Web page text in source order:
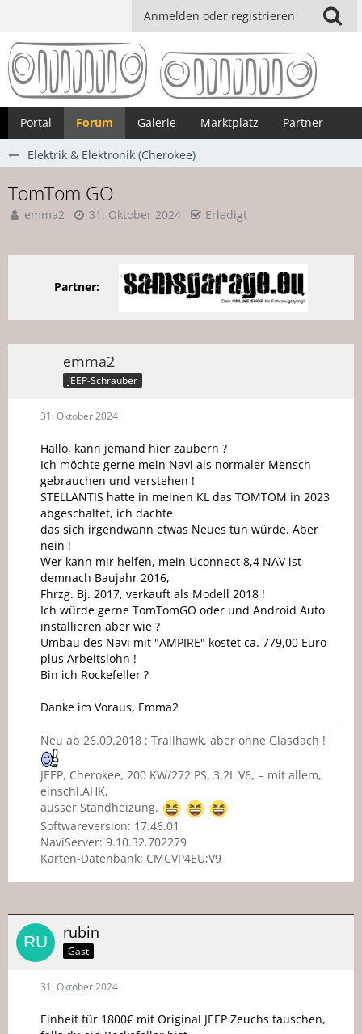
Anmelden oder registrieren
Portal Forum Galerie Marktplatz Partner
Elektrik & Elektronik (Cherokee)
TomTom GO
emma2 31. Oktober 2024 Erledigt
Partner:
emma2
JEEP-Schrauber
31. Oktober 2024
Hallo, kann jemand hier zaubern ?
Ich möchte gerne mein Navi als normaler Mensch
gebrauchen und verstehen !
STELLANTIS hatte in meinen KL das TOMTOM in 2023
abgeschaltet, ich dachte
das sich irgendwann etwas Neues tun würde. Aber
nein !
Wer kann mir helfen, mein Uconnect 8,4 NAV ist
demnach Baujahr 2016,
Fhrzg. Bj. 2017, verkauft als Modell 2018 !
Ich würde gerne TomTomGO oder und Android Auto
installieren aber wie ?
Umbau des Navi mit "AMPIRE" kostet ca. 779,00 Euro
plus Arbeitslohn !
Bin ich Rockefeller ?
Danke im Voraus, Emma2
Neu ab 26.09.2018 : Trailhawk, aber ohne Glasdach !
JEEP, Cherokee, 200 KW/272 PS, 3,2L V6, = mit allem,
einschl.AHK,
ausser Standheizung.
Softwareversion: 17.46.01
NaviServer: 9.10.32.702279
Karten-Datenbank: CMCVP4EU;V9
rubin
Gast
31. Oktober 2024
Einheit für 1800€ mit Original JEEP Zeuchs tauschen,